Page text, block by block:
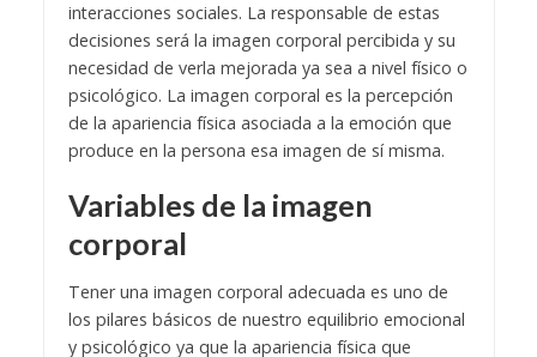
interacciones sociales. La responsable de estas
decisiones será la imagen corporal percibida y su
necesidad de verla mejorada ya sea a nivel físico o
psicológico. La imagen corporal es la percepción
de la apariencia física asociada a la emoción que
produce en la persona esa imagen de sí misma.
Variables de la imagen
corporal
Tener una imagen corporal adecuada es uno de
los pilares básicos de nuestro equilibrio emocional
y psicológico ya que la apariencia física que